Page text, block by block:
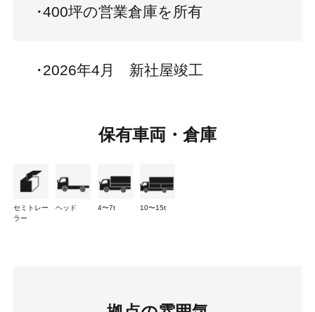
400坪の営業倉庫を所有
2026年4月 新社屋竣工
保有車両・倉庫
セミトレー
ラー
ヘッド 4〜7t 10〜15t